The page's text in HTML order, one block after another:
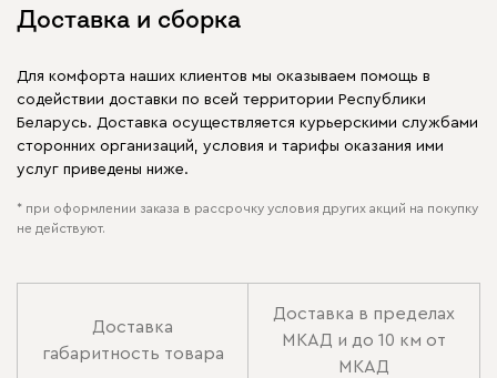
Доставка и сборка
Для комфорта наших клиентов мы оказываем помощь в
содействии доставки по всей территории Республики
Беларусь. Доставка осуществляется курьерскими службами
сторонних организаций, условия и тарифы оказания ими
услуг приведены ниже.
* при оформлении заказа в рассрочку условия других акций на покупку
не действуют.
Доставка
габаритность товара
Доставка в пределах
МКАД и до 10 км от
МКАД